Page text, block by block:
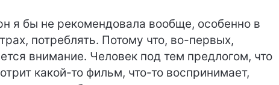
я бы не рекомендовала вообще, особенно в
потреблять. Потому что, во-первых,
внимание. Человек под тем предлогом, что
какой-то фильм, что-то воспринимает,